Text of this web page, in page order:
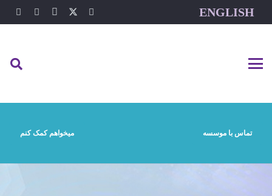
ENGLISH
تماس با موسسه میخواهم کمک کنم